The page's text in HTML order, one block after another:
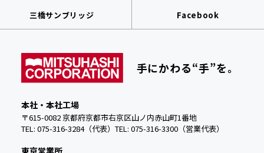
三橋サンブリッジ Facebook
手にかわる“手”を。
本社・本社工場
〒615-0082 京都府京都市右京区山ノ内赤山町1番地
TEL: 075-316-3284（代表） TEL: 075-316-3300（営業代表）
東京営業所